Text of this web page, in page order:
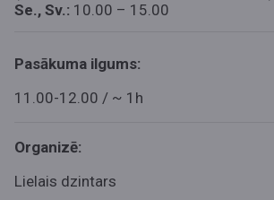
Se., Sv.: 10.00 – 15.00
Pasākuma ilgums:
11.00-12.00 / ~ 1h
Organizē:
Lielais dzintars